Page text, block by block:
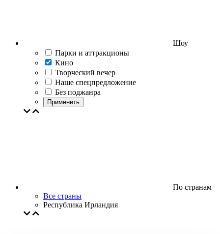
Шоу
Парки и аттракционы
Кино
Творческий вечер
Наше спецпредложение
Без поджанра
Применить
По странам
Все страны
Республика Ирландия